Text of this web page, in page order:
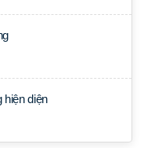
hiện diện